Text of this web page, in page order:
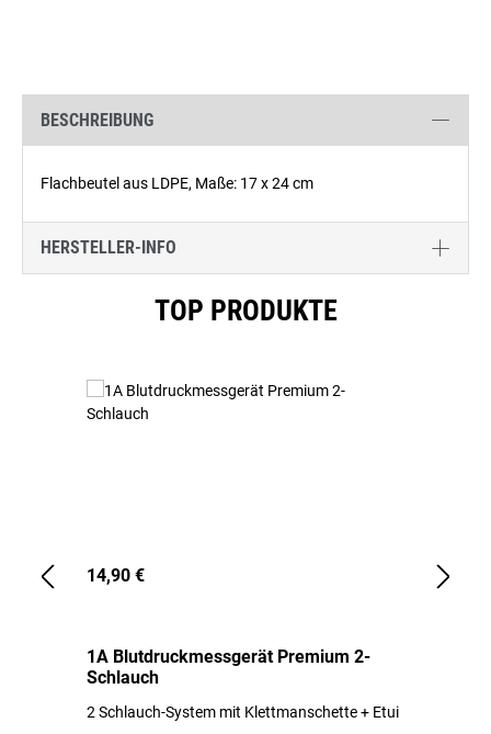
BESCHREIBUNG
Flachbeutel aus LDPE, Maße: 17 x 24 cm
HERSTELLER-INFO
TOP PRODUKTE
14,90 €
1A Blutdruckmessgerät Premium 2-
Schlauch
2 Schlauch-System mit Klettmanschette + Etui